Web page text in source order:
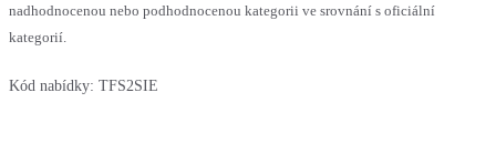
nadhodnocenou nebo podhodnocenou kategorii ve srovnání s oficiální
kategorií.
Kód nabídky: TFS2SIE